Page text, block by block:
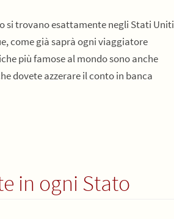
si trovano esattamente negli Stati Uniti
come già saprà ogni viaggiatore
più famose al mondo sono anche
dovete azzerare il conto in banca
in ogni Stato